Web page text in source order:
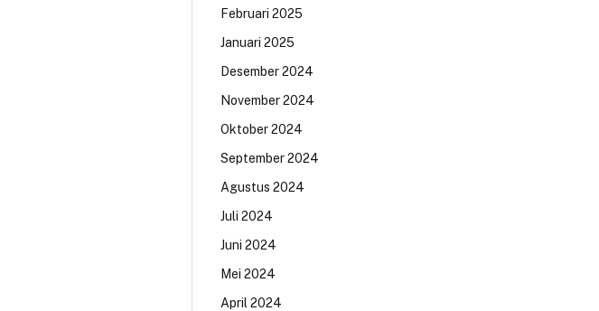
Februari 2025
Januari 2025
Desember 2024
November 2024
Oktober 2024
September 2024
Agustus 2024
Juli 2024
Juni 2024
Mei 2024
April 2024